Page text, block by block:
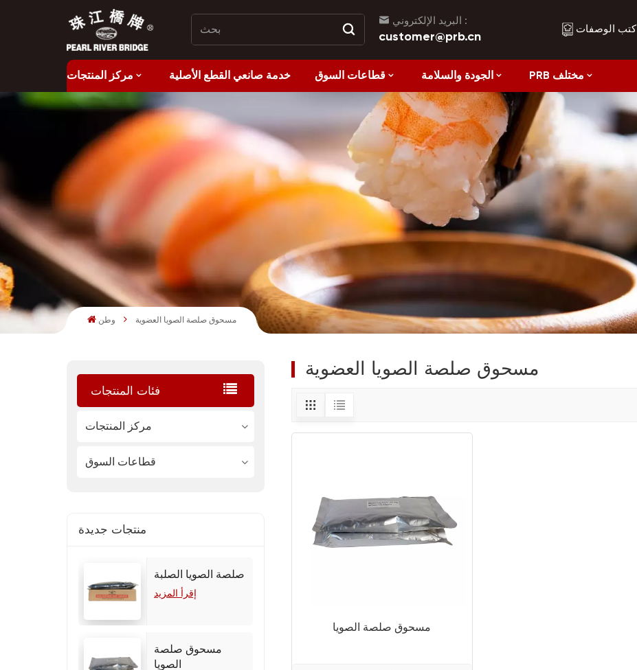
البريد الإلكتروني :
customer@prb.cn كتب الوصفات
الوصفات
الأكل الصحي
مركز المنتجات خدمة صانعي القطع الأصلية قطاعات السوق الجودة والسلامة PRB مختلف
وطن مسحوق صلصة الصويا العضوية
فئات المنتجات
مركز المنتجات
قطاعات السوق
منتجات جديدة
صلصة الصويا الصلبة
إقرأ المزيد
مسحوق صلصة
الصويا
مسحوق صلصة الصويا العضوية
مسحوق صلصة الصويا